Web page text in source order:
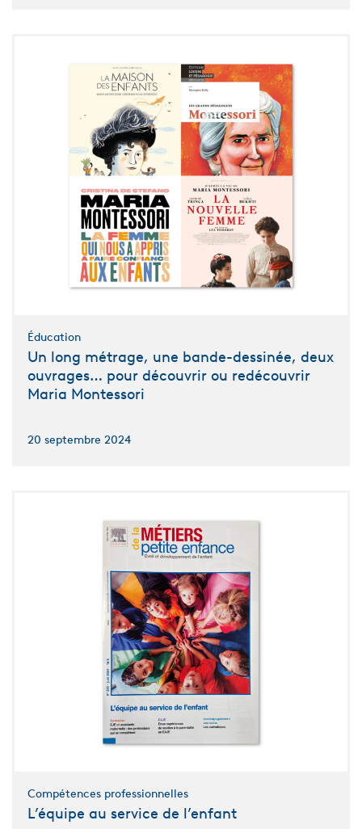
Éducation
Un long métrage, une bande-dessinée, deux
ouvrages… pour découvrir ou redécouvrir
Maria Montessori
20 septembre 2024
Compétences professionnelles
L’équipe au service de l’enfant